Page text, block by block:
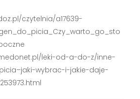
czytelnia/a17639-
leki-od-a-do-z/inne-
wybrac-i-jakie-daje-